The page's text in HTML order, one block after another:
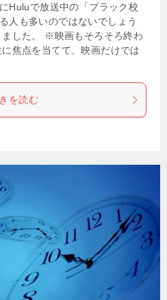
Huluで放送中の「ブラック校
人も多いのではないでしょう
した。 ※映画もそろそろ終わ
焦点を当てて、映画だけでは
を読む